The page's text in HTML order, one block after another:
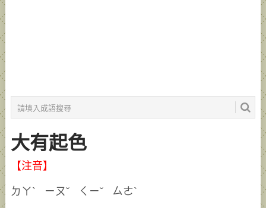
大有起色
【注音】
ㄉㄚˋ ㄧㄡˇ ㄑㄧˇ ㄙㄜˋ